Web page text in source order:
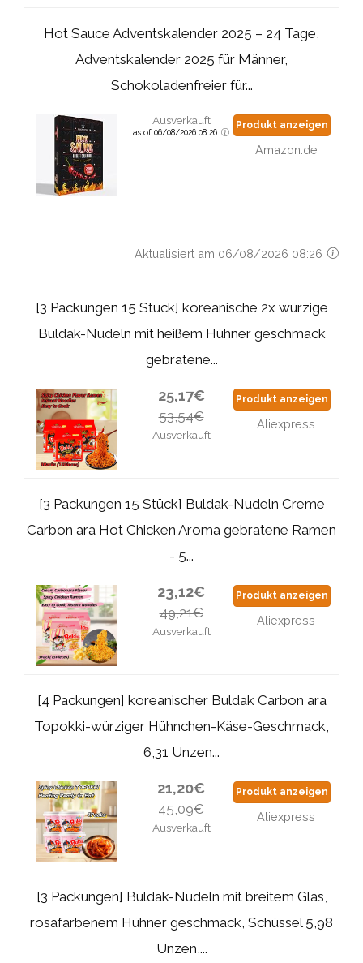
Hot Sauce Adventskalender 2025 – 24 Tage,
Adventskalender 2025 für Männer,
Schokoladenfreier für...
Ausverkauft
as of 06/08/2026 08:26
Produkt anzeigen
Amazon.de
Aktualisiert am 06/08/2026 08:26
[3 Packungen 15 Stück] koreanische 2x würzige
Buldak-Nudeln mit heißem Hühner geschmack
gebratene...
25,17€
53,54€
Ausverkauft
Produkt anzeigen
Aliexpress
[3 Packungen 15 Stück] Buldak-Nudeln Creme
Carbon ara Hot Chicken Aroma gebratene Ramen
- 5...
23,12€
49,21€
Ausverkauft
Produkt anzeigen
Aliexpress
[4 Packungen] koreanischer Buldak Carbon ara
Topokki-würziger Hühnchen-Käse-Geschmack,
6,31 Unzen...
21,20€
45,09€
Ausverkauft
Produkt anzeigen
Aliexpress
[3 Packungen] Buldak-Nudeln mit breitem Glas,
rosafarbenem Hühner geschmack, Schüssel 5,98
Unzen,...